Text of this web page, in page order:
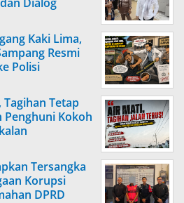
Kaki Lima,
Resmi
Polisi
Tagihan Tetap
Penghuni Kokoh
Tersangka
Korupsi
DPRD